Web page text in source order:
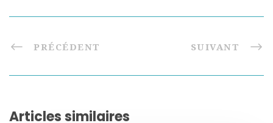
PRÉCÉDENT SUIVANT
Articles similaires